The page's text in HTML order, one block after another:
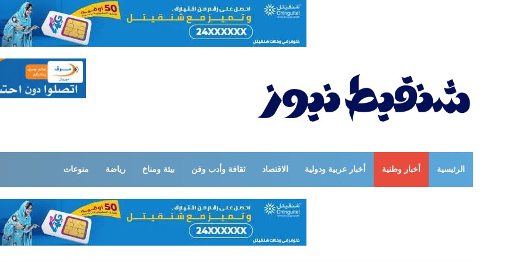
الرئيسية أخبار وطنية أخبار عربية ودولية الاقتصاد ثقافة وأدب وفن بيئة ومناخ رياضة منوعات